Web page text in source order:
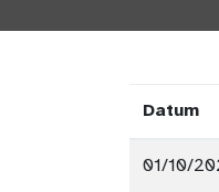
Datum
01/10/